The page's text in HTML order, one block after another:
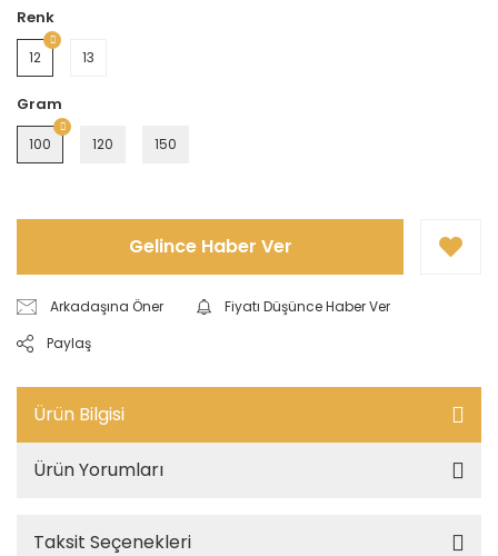
Renk
12 13
Gram
100 120 150
Gelince Haber Ver
Arkadaşına Öner
Fiyatı Düşünce Haber Ver
Paylaş
Ürün Bilgisi
Ürün Yorumları
Taksit Seçenekleri